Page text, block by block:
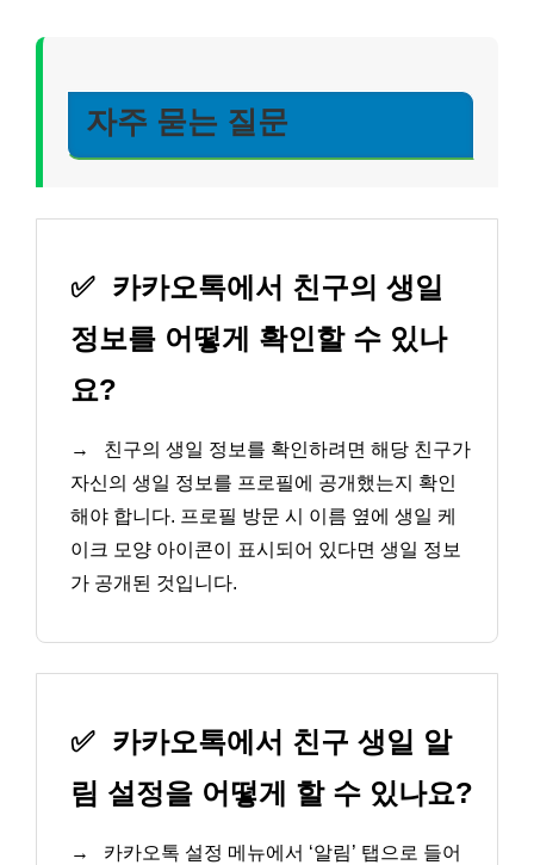
자주 묻는 질문
✅ 카카오톡에서 친구의 생일
정보를 어떻게 확인할 수 있나
요?
→
친구의 생일 정보를 확인하려면 해당 친구가
자신의 생일 정보를 프로필에 공개했는지 확인
해야 합니다. 프로필 방문 시 이름 옆에 생일 케
이크 모양 아이콘이 표시되어 있다면 생일 정보
가 공개된 것입니다.
✅ 카카오톡에서 친구 생일 알
림 설정을 어떻게 할 수 있나요?
→
카카오톡 설정 메뉴에서 ‘알림’ 탭으로 들어